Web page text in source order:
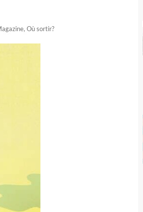
, Où sortir?